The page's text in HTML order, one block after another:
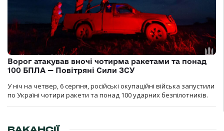
Ворог атакував вночі чотирма ракетами та понад
100 БПЛА — Повітряні Сили ЗСУ
У ніч на четвер, 6 серпня, російські окупаційні війська запустили
по Україні чотири ракети та понад 100 ударних безпілотників.